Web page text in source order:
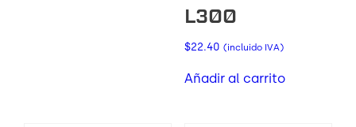
L300
$22.40 (incluido IVA)
Añadir al carrito